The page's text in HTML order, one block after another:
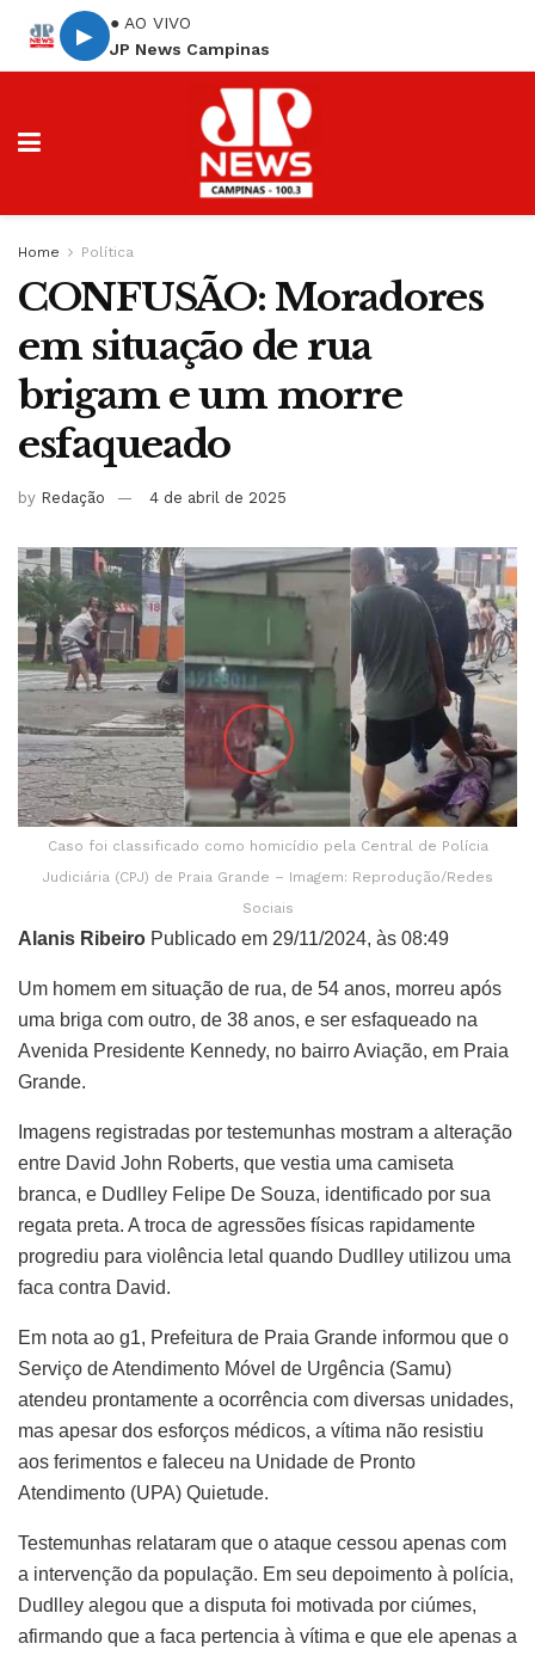
▶
● AO VIVO
JP News Campinas
Home Política
CONFUSÃO: Moradores
em situação de rua
brigam e um morre
esfaqueado
by Redação 4 de abril de 2025
Caso foi classificado como homicídio pela Central de Polícia
Judiciária (CPJ) de Praia Grande – Imagem: Reprodução/Redes
Sociais
Alanis Ribeiro Publicado em 29/11/2024, às 08:49
Um homem em situação de rua, de 54 anos, morreu após
uma briga com outro, de 38 anos, e ser esfaqueado na
Avenida Presidente Kennedy, no bairro Aviação, em Praia
Grande.
Imagens registradas por testemunhas mostram a alteração
entre David John Roberts, que vestia uma camiseta
branca, e Dudlley Felipe De Souza, identificado por sua
regata preta. A troca de agressões físicas rapidamente
progrediu para violência letal quando Dudlley utilizou uma
faca contra David.
Em nota ao g1, Prefeitura de Praia Grande informou que o
Serviço de Atendimento Móvel de Urgência (Samu)
atendeu prontamente a ocorrência com diversas unidades,
mas apesar dos esforços médicos, a vítima não resistiu
aos ferimentos e faleceu na Unidade de Pronto
Atendimento (UPA) Quietude.
Testemunhas relataram que o ataque cessou apenas com
a intervenção da população. Em seu depoimento à polícia,
Dudlley alegou que a disputa foi motivada por ciúmes,
afirmando que a faca pertencia à vítima e que ele apenas a